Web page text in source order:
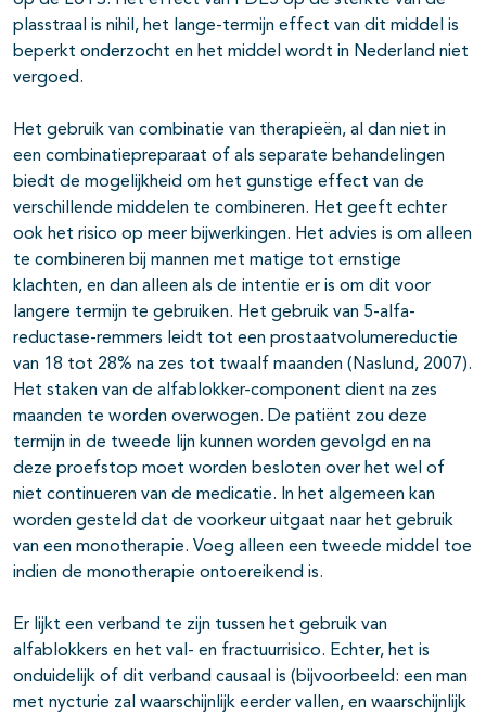
plasstraal is nihil, het lange-termijn effect van dit middel is
beperkt onderzocht en het middel wordt in Nederland niet
vergoed.
Het gebruik van combinatie van therapieën, al dan niet in
een combinatiepreparaat of als separate behandelingen
biedt de mogelijkheid om het gunstige effect van de
verschillende middelen te combineren. Het geeft echter
ook het risico op meer bijwerkingen. Het advies is om alleen
te combineren bij mannen met matige tot ernstige
klachten, en dan alleen als de intentie er is om dit voor
langere termijn te gebruiken. Het gebruik van 5-alfa-
reductase-remmers leidt tot een prostaatvolumereductie
van 18 tot 28% na zes tot twaalf maanden (Naslund, 2007).
Het staken van de alfablokker-component dient na zes
maanden te worden overwogen. De patiënt zou deze
termijn in de tweede lijn kunnen worden gevolgd en na
deze proefstop moet worden besloten over het wel of
niet continueren van de medicatie. In het algemeen kan
worden gesteld dat de voorkeur uitgaat naar het gebruik
van een monotherapie. Voeg alleen een tweede middel toe
indien de monotherapie ontoereikend is.
Er lijkt een verband te zijn tussen het gebruik van
alfablokkers en het val- en fractuurrisico. Echter, het is
onduidelijk of dit verband causaal is (bijvoorbeeld: een man
met nycturie zal waarschijnlijk eerder vallen, en waarschijnlijk